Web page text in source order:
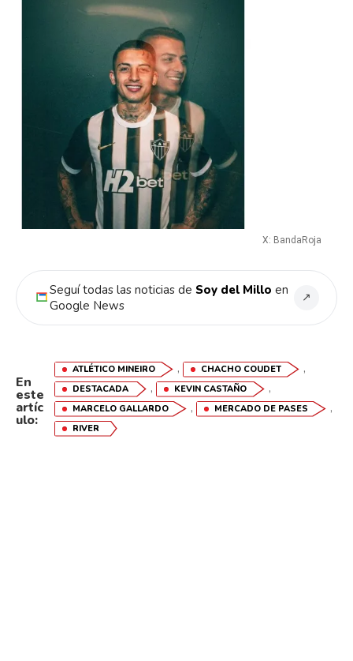
X: BandaRoja
Seguí todas las noticias de Soy del Millo en
Google News
↗
En
este
artíc
ulo:
ATLÉTICO MINEIRO , CHACHO COUDET ,
DESTACADA , KEVIN CASTAÑO ,
MARCELO GALLARDO , MERCADO DE PASES ,
RIVER